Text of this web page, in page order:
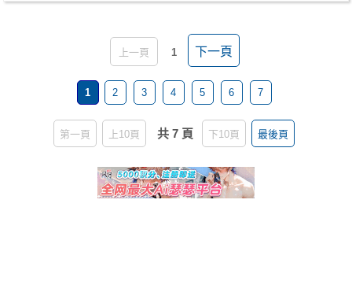
上一頁 1 下一頁
1 2 3 4 5 6 7
第一頁 上10頁 共 7 頁 下10頁 最後頁